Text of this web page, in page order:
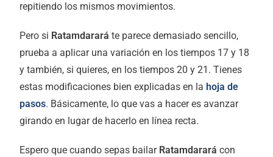
repitiendo los mismos movimientos.
Pero si Ratamdarará te parece demasiado sencillo,
prueba a aplicar una variación en los tiempos 17 y 18
y también, si quieres, en los tiempos 20 y 21. Tienes
estas modificaciones bien explicadas en la hoja de
pasos. Básicamente, lo que vas a hacer es avanzar
girando en lugar de hacerlo en línea recta.
Espero que cuando sepas bailar Ratamdarará con